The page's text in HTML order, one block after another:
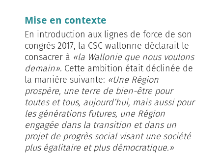
Mise en contexte
En introduction aux lignes de force de son
congrès 2017, la CSC wallonne déclarait le
consacrer à «la Wallonie que nous voulons
demain». Cette ambition était déclinée de
la manière suivante: «Une Région
prospère, une terre de bien-être pour
toutes et tous, aujourd’hui, mais aussi pour
les générations futures, une Région
engagée dans la transition et dans un
projet de progrès social visant une société
plus égalitaire et plus démocratique.»